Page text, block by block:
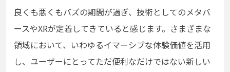
良くも悪くもバズの期間が過ぎ、技術としてのメタバ
ースやXRが定着してきていると感じます。さまざまな
領域において、いわゆるイマーシブな体験価値を活用
し、ユーザーにとってただ便利なだけではない新しい